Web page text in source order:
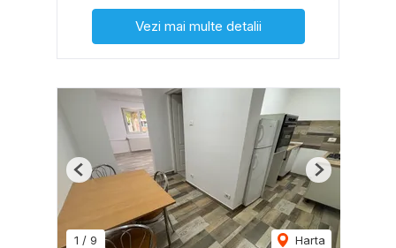
Vezi mai multe detalii
1 / 9 Harta
Previous Next